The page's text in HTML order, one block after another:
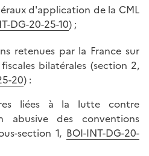
d'application de la CML
DG-20-25-10) ;
retenues par la France sur
bilatérales (section 2,
20) :
liées à la lutte contre
abusive des conventions
section 1, BOI-INT-DG-20-